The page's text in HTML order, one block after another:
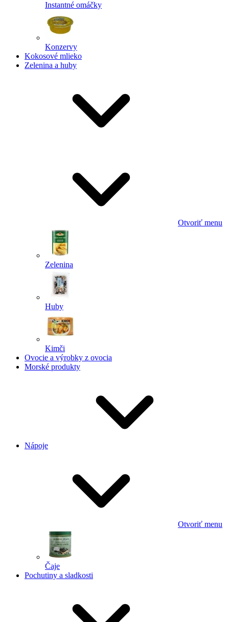
Instantné omáčky
Konzervy
Kokosové mlieko
Zelenina a huby
Otvoriť menu
Zelenina
Huby
Kimči
Ovocie a výrobky z ovocia
Morské produkty
Nápoje
Otvoriť menu
Čaje
Pochutiny a sladkosti